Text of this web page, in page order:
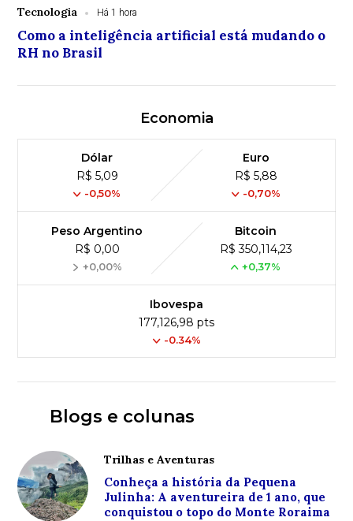
Tecnologia Há 1 hora
Como a inteligência artificial está mudando o
RH no Brasil
Economia
Dólar
R$ 5,09
-0,50%
Euro
R$ 5,88
-0,70%
Peso Argentino
R$ 0,00
+0,00%
Bitcoin
R$ 350,114,23
+0,37%
Ibovespa
177,126,98 pts
-0.34%
Blogs e colunas
Trilhas e Aventuras
Conheça a história da Pequena
Julinha: A aventureira de 1 ano, que
conquistou o topo do Monte Roraima